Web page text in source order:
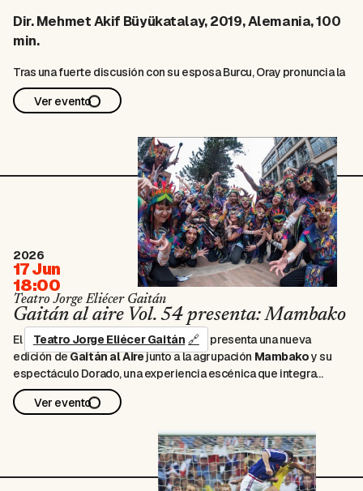
Dir. Mehmet Akif Büyükatalay, 2019, Alemania, 100
min.
Tras una fuerte discusión con su esposa Burcu, Oray pronuncia la
fórmula islámica de divorcio: “talaq”. El imán local le explica las
consecuencias: Oray debe separarse de Burcu durante tres
Ver evento
2026
17 Jun
18:00
Teatro Jorge Eliécer Gaitán
Gaitán al aire Vol. 54 presenta: Mambako
El Teatro Jorge Eliécer Gaitán
presenta una nueva
edición deGaitán al Airejunto a la agrupación Mambakoy su
espectáculo Dorado, una experiencia escénica que integra
percusión en vivo, danza y teatralidad en el espacio público. A
través del tambor y el cuerpo, la agrupación construye una
Ver evento